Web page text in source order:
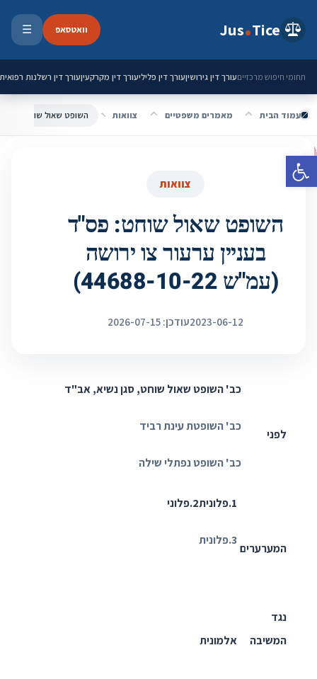
פתח סרגל נגישות
Jus Tice וואטסאפ ☰
תחומי חיפוש מרכזייםעורך דין גירושיןעורך דין פליליעורך דין מקרקעיןעורך דין רשלנות רפואית
עמוד הבית מאמרים משפטיים צוואות
צוואות
השופט שאול שוחט: פס"ד
בעניין ערעור צו ירושה
(עמ"ש 44688-10-22)
2023-06-12עודכן: 2026-07-15
לפני
כב' השופט שאול שוחט, סגן נשיא, אב"ד
כב' השופטת עינת רביד
כב' השופט נפתלי שילה
המערערים
1
.פלונית2
.פלוני
3
.פלונית
נגד
המשיבה
אלמונית